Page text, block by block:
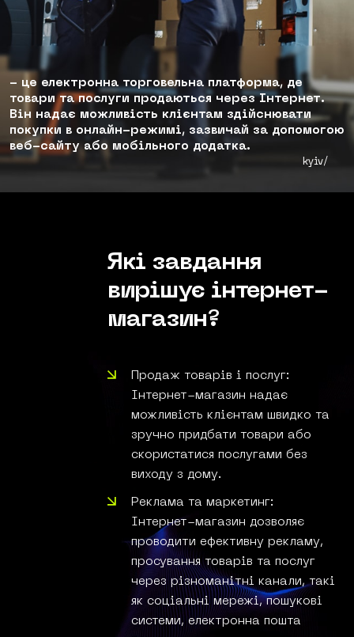
UX/UI ДИЗАЙН
РОЗРОБКА САЙТІВ
landing page
корпоративний сайт
інтернет-магазин
онлайн портал
ПІДТРИМКА САЙТУ
facebook instagram behance linkedIn
- це електронна торговельна платформа, де
товари та послуги продаються через Інтернет.
Він надає можливість клієнтам здійснювати
покупки в онлайн-режимі, зазвичай за допомогою
веб-сайту або мобільного додатка.
kyiv/
Які завдання
вирішує інтернет-
магазин?
Продаж товарів і послуг:
Інтернет-магазин надає
можливість клієнтам швидко та
зручно придбати товари або
скористатися послугами без
виходу з дому.
Реклама та маркетинг:
Інтернет-магазин дозволяє
проводити ефективну рекламу,
просування товарів та послуг
через різноманітні канали, такі
як соціальні мережі, пошукові
системи, електронна пошта